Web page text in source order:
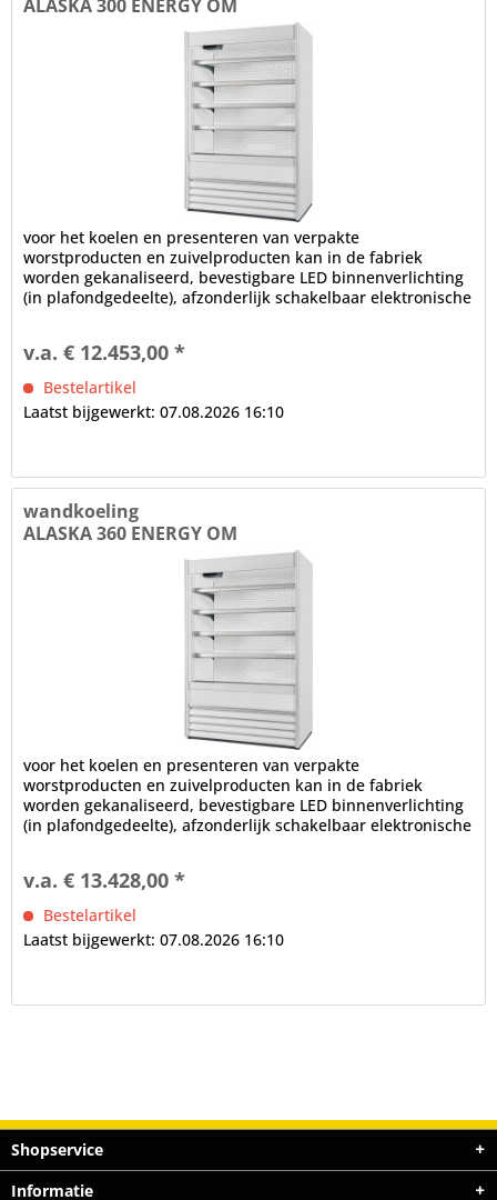
ALASKA 300 ENERGY OM
voor het koelen en presenteren van verpakte
worstproducten en zuivelproducten kan in de fabriek
worden gekanaliseerd, bevestigbare LED binnenverlichting
(in plafondgedeelte), afzonderlijk schakelbaar elektronische
v.a. € 12.453,00 *
Bestelartikel
Laatst bijgewerkt: 07.08.2026 16:10
wandkoeling
ALASKA 360 ENERGY OM
voor het koelen en presenteren van verpakte
worstproducten en zuivelproducten kan in de fabriek
worden gekanaliseerd, bevestigbare LED binnenverlichting
(in plafondgedeelte), afzonderlijk schakelbaar elektronische
v.a. € 13.428,00 *
Bestelartikel
Laatst bijgewerkt: 07.08.2026 16:10
Shopservice
Informatie